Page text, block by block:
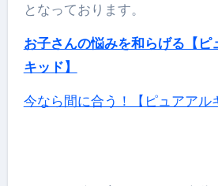
となっております。
お子さんの悩みを和らげる【ピ
キッド】
今なら間に合う！【ピュアアル